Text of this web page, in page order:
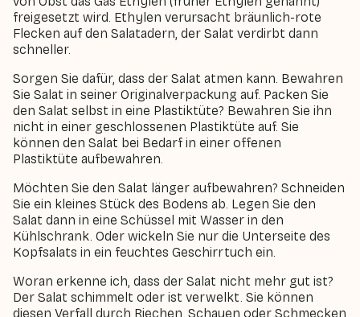
freigesetzt wird. Ethylen verursacht bräunlich-rote
Flecken auf den Salatadern, der Salat verdirbt dann
schneller.
Sorgen Sie dafür, dass der Salat atmen kann. Bewahren
Sie Salat in seiner Originalverpackung auf. Packen Sie
den Salat selbst in eine Plastiktüte? Bewahren Sie ihn
nicht in einer geschlossenen Plastiktüte auf. Sie
können den Salat bei Bedarf in einer offenen
Plastiktüte aufbewahren.
Möchten Sie den Salat länger aufbewahren? Schneiden
Sie ein kleines Stück des Bodens ab. Legen Sie den
Salat dann in eine Schüssel mit Wasser in den
Kühlschrank. Oder wickeln Sie nur die Unterseite des
Kopfsalats in ein feuchtes Geschirrtuch ein.
Woran erkenne ich, dass der Salat nicht mehr gut ist?
Der Salat schimmelt oder ist verwelkt. Sie können
diesen Verfall durch Riechen, Schauen oder Schmecken